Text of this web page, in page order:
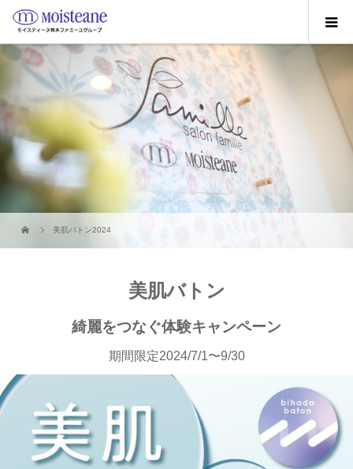
美肌バトン2024
美肌バトン
綺麗をつなぐ体験キャンペーン
期間限定2024/7/1〜9/30